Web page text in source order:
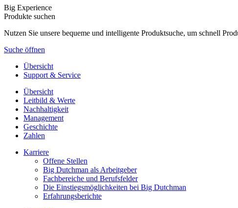
Big Experience
Produkte suchen
Nutzen Sie unsere bequeme und intelligente Produktsuche, um schnell
Suche öffnen
Übersicht
Support & Service
Übersicht
Leitbild & Werte
Nachhaltigkeit
Management
Geschichte
Zahlen
Karriere
Offene Stellen
Big Dutchman als Arbeitgeber
Fachbereiche und Berufsfelder
Die Einstiegsmöglichkeiten bei Big Dutchman
Erfahrungsberichte